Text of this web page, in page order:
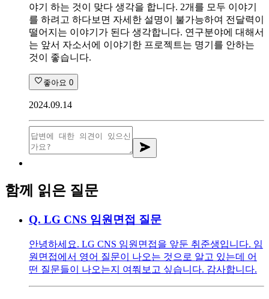
야기 하는 것이 맞다 생각을 합니다. 2개를 모두 이야기
를 하려고 하다보면 자세한 설명이 불가능하여 전달력이
떨어지는 이야기가 된다 생각합니다. 연구분야에 대해서
는 앞서 자소서에 이야기한 프로젝트는 명기를 안하는
것이 좋습니다.
좋아요 0
2024.09.14
함께 읽은 질문
Q. LG CNS 임원면접 질문
안녕하세요. LG CNS 임원면접을 앞둔 취준생입니다. 임
원면접에서 영어 질문이 나오는 것으로 알고 있는데 어
떤 질문들이 나오는지 여쭤보고 싶습니다. 감사합니다.